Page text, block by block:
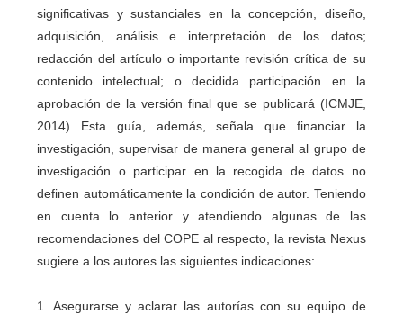
significativas y sustanciales en la concepción, diseño,
adquisición, análisis e interpretación de los datos;
redacción del artículo o importante revisión crítica de su
contenido intelectual; o decidida participación en la
aprobación de la versión final que se publicará (ICMJE,
2014) Esta guía, además, señala que financiar la
investigación, supervisar de manera general al grupo de
investigación o participar en la recogida de datos no
definen automáticamente la condición de autor. Teniendo
en cuenta lo anterior y atendiendo algunas de las
recomendaciones del COPE al respecto, la revista Nexus
sugiere a los autores las siguientes indicaciones:
1. Asegurarse y aclarar las autorías con su equipo de